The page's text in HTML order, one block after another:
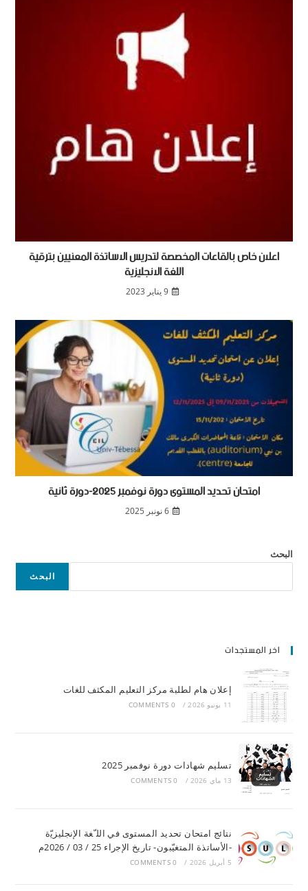
اعلان خاص بالقاعات المخصصة لتدريس الاساتذة المعنيين بترقية
اللغة الانجليزية
9 يناير 2023
امتحان تحديد المستوى دورة نوفمبر 2025-دورة ثانية
6 نونبر 2025
البحث
البحث
اخر المستجدات
إعلان هام لطلبة مركز التعليم المكثف للغات
11 يونيو 2026 /
0 COMMENTS
تسليم شهادات دورة نوفمبر 2025
13 ماي 2026 /
0 COMMENTS
ﻧﺘﺎﺋﺞ اﻣﺘﺤﺎن ﺗﺤﺪﯾﺪ اﻟﻤﺴﺘﻮى ﻓﻲ اﻟﻠ ّﻐﺔ اﻹﻧﺠﻠﯿﺰﯾّة
-اﻷﺳﺎﺗﺬة اﻟﻤﺘﻐﯿّﺒﻮن- ﺗﺎرﯾﺦ اﻹﺟراء 25 / 03 / 2026م
5 أبريل 2026 /
0 COMMENTS